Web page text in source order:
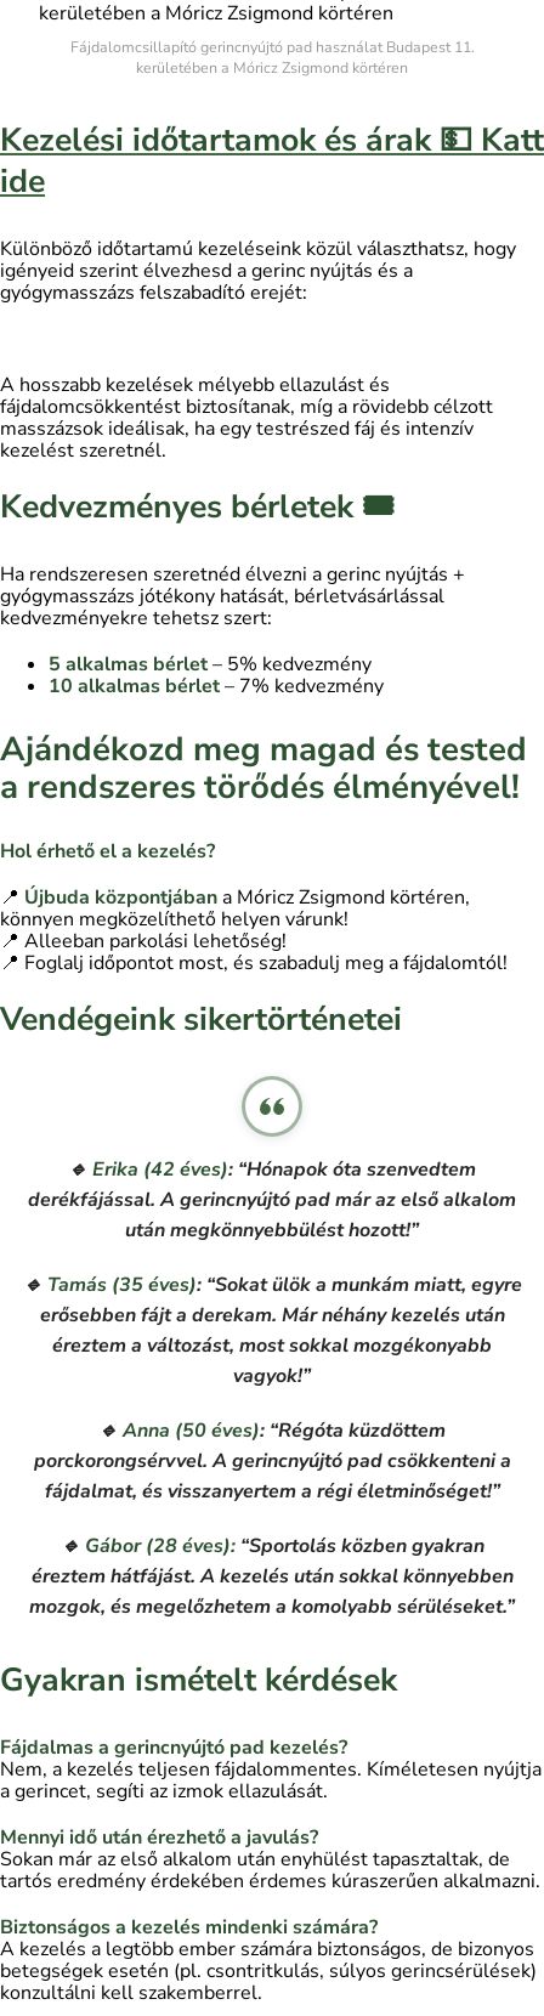
Fájdalomcsillapító gerincnyújtó pad használat Budapest 11.
kerületében a Móricz Zsigmond körtéren
Kezelési időtartamok és árak 💵 Katt
ide
Különböző időtartamú kezeléseink közül választhatsz, hogy
igényeid szerint élvezhesd a gerinc nyújtás és a
gyógymasszázs felszabadító erejét:
A hosszabb kezelések mélyebb ellazulást és
fájdalomcsökkentést biztosítanak, míg a rövidebb célzott
masszázsok ideálisak, ha egy testrészed fáj és intenzív
kezelést szeretnél.
Kedvezményes bérletek🎟️
Ha rendszeresen szeretnéd élvezni a gerinc nyújtás +
gyógymasszázs jótékony hatását, bérletvásárlással
kedvezményekre tehetsz szert:
5 alkalmas bérlet– 5% kedvezmény
10 alkalmas bérlet– 7% kedvezmény
Ajándékozd meg magad és tested
a rendszeres törődés élményével!
Hol érhető el a kezelés?
📍 Újbuda központjábana Móricz Zsigmond körtéren,
könnyen megközelíthető helyen várunk!
📍 Alleeban parkolási lehetőség!
📍 Foglalj időpontot most, és szabadulj meg a fájdalomtól!
Vendégeink sikertörténetei
🔹 Erika (42 éves): “Hónapok óta szenvedtem
derékfájással. A gerincnyújtó pad már az első alkalom
után megkönnyebbülést hozott!”
🔹 Tamás (35 éves):“Sokat ülök a munkám miatt, egyre
erősebben fájt a derekam. Már néhány kezelés után
éreztem a változást, most sokkal mozgékonyabb
vagyok!”
🔹Anna (50 éves): “Régóta küzdöttem
porckorongsérvvel. A gerincnyújtó pad csökkenteni a
fájdalmat, és visszanyertem a régi életminőséget!”
🔹 Gábor (28 éves):“Sportolás közben gyakran
éreztem hátfájást. A kezelés után sokkal könnyebben
mozgok, és megelőzhetem a komolyabb sérüléseket.”
Gyakran ismételt kérdések
Fájdalmas a gerincnyújtó pad kezelés?
Nem, a kezelés teljesen fájdalommentes. Kíméletesen nyújtja
a gerincet, segíti az izmok ellazulását.
Mennyi idő után érezhető a javulás?
Sokan már az első alkalom után enyhülést tapasztaltak, de
tartós eredmény érdekében érdemes kúraszerűen alkalmazni.
Biztonságos a kezelés mindenki számára?
A kezelés a legtöbb ember számára biztonságos, de bizonyos
betegségek esetén (pl. csontritkulás, súlyos gerincsérülések)
konzultálni kell szakemberrel.